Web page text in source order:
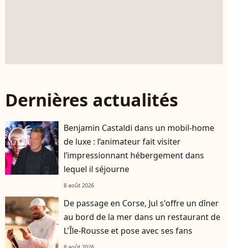
Dernières actualités
Benjamin Castaldi dans un mobil-home
de luxe : l’animateur fait visiter
l’impressionnant hébergement dans
lequel il séjourne
8 août 2026
De passage en Corse, Jul s'offre un dîner
au bord de la mer dans un restaurant de
L'Île-Rousse et pose avec ses fans